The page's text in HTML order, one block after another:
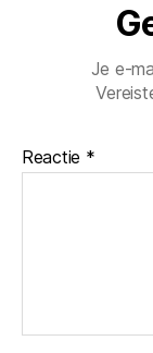
Je e-
Reactie *